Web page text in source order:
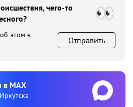
чего-то
этом в
Отправить
в MAX